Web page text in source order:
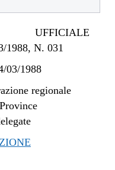
UFFICIALE
1988, N. 031
03/1988
regionale